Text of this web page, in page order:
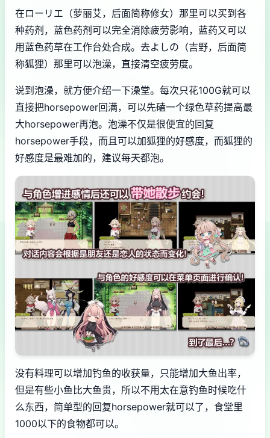
在ローリエ（萝丽艾，后面简称修女）那里可以买到各
种药剂，蓝色药剂可以完全消除疲劳影响，蓝药又可以
用蓝色药草在工作台处合成。去よしの（吉野，后面简
称狐狸）那里可以泡澡，直接清空疲劳度。
说到泡澡，就方便介绍一下澡堂。每次只花100G就可以
直接把horsepower回满，可以先磕一个绿色草药提高最
大horsepower再泡。泡澡不仅是很便宜的回复
horsepower手段，而且可以加狐狸的好感度，而狐狸的
好感度是最难加的，建议每天都泡。
没有料理可以增加钓鱼的收获量，只能增加大鱼出率，
但是有些小鱼比大鱼贵，所以不用太在意钓鱼时候吃什
么东西，简单型的回复horsepower就可以了，食堂里
1000以下的食物都可以。